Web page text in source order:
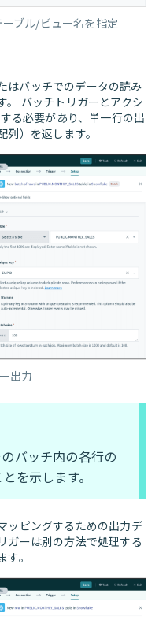
ブル/ビュー名を指定
はバッチでのデータの読み
。 バッチトリガーとアクシ
る必要があり、単一行の出
）を返します。
出力
バッチ内の各行の
を示します。
ッピングするための出力デ
ガーは別の方法で処理する
。